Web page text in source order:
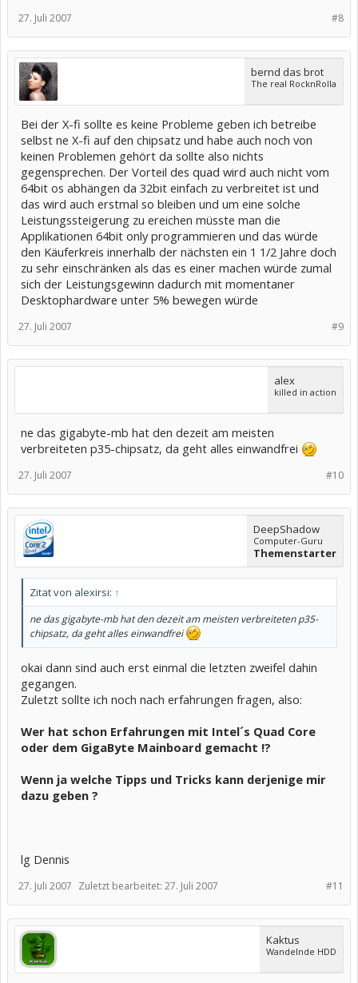
#8
27. Juli 2007
bernd das brot
The real RocknRolla
Bei der X-fi sollte es keine Probleme geben ich betreibe
selbst ne X-fi auf den chipsatz und habe auch noch von
keinen Problemen gehört da sollte also nichts
gegensprechen. Der Vorteil des quad wird auch nicht vom
64bit os abhängen da 32bit einfach zu verbreitet ist und
das wird auch erstmal so bleiben und um eine solche
Leistungssteigerung zu ereichen müsste man die
Applikationen 64bit only programmieren und das würde
den Käuferkreis innerhalb der nächsten ein 1 1/2 Jahre doch
zu sehr einschränken als das es einer machen würde zumal
sich der Leistungsgewinn dadurch mit momentaner
Desktophardware unter 5% bewegen würde
#9
27. Juli 2007
alex
killed in action
ne das gigabyte-mb hat den dezeit am meisten
verbreiteten p35-chipsatz, da geht alles einwandfrei
#10
27. Juli 2007
DeepShadow
Computer-Guru
Themenstarter
Zitat von alexirsi: ↑
ne das gigabyte-mb hat den dezeit am meisten verbreiteten p35-
chipsatz, da geht alles einwandfrei
okai dann sind auch erst einmal die letzten zweifel dahin
gegangen.
Zuletzt sollte ich noch nach erfahrungen fragen, also:
Wer hat schon Erfahrungen mit Intel´s Quad Core
oder dem GigaByte Mainboard gemacht !?
Wenn ja welche Tipps und Tricks kann derjenige mir
dazu geben ?
lg Dennis
#11
27. Juli 2007 Zuletzt bearbeitet: 27. Juli 2007
Kaktus
Wandelnde HDD